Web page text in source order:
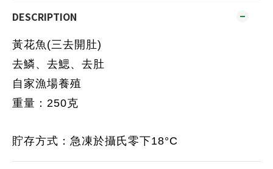
DESCRIPTION
黃花魚(三去開肚)
去鱗、去鰓、去肚
自家漁場養殖
重量：250克
貯存方式：急凍於攝氏零下18°C